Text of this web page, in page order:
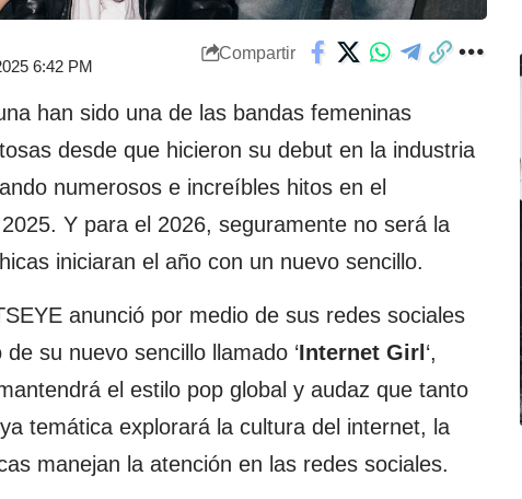
6:42 PM
Compartir
han sido una de las bandas femeninas
desde que hicieron su debut en la industria
numerosos e increíbles hitos en el
Y para el 2026, seguramente no será la
iniciaran el año con un nuevo sencillo.
anunció por medio de sus redes sociales
su nuevo sencillo llamado ‘Internet Girl ‘,
el estilo pop global y audaz que tanto
temática explorará la cultura del internet, la
manejan la atención en las redes sociales.